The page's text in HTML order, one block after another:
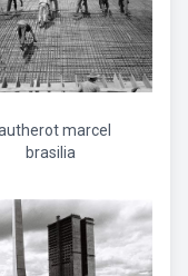
marcel
brasilia